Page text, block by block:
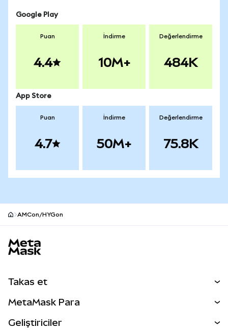
Google Play
Puan
4.4
İndirme
10M+
Değerlendirme
484K
App Store
Puan
4.7
İndirme
50M+
Değerlendirme
75.8K
AMCon/HYGon
Takas et
MetaMask Para
Geliştiriciler